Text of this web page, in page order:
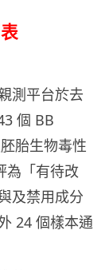
測平台於去
個 BB
胎生物毒性
為「有待改
及禁用成分
24 個樣本通